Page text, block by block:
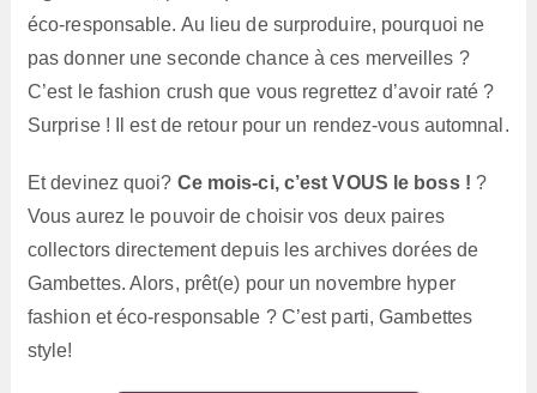
éco-responsable. Au lieu de surproduire, pourquoi ne
pas donner une seconde chance à ces merveilles ?
C’est le fashion crush que vous regrettez d’avoir raté ?
Surprise ! Il est de retour pour un rendez-vous automnal.
Et devinez quoi? Ce mois-ci, c’est VOUS le boss ! ?
Vous aurez le pouvoir de choisir vos deux paires
collectors directement depuis les archives dorées de
Gambettes. Alors, prêt(e) pour un novembre hyper
fashion et éco-responsable ? C’est parti, Gambettes
style!